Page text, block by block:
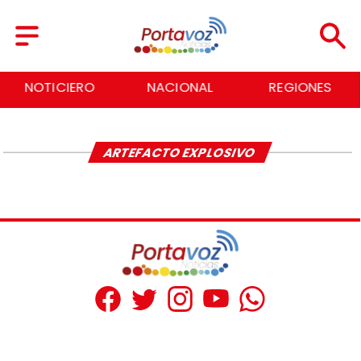
NOTICIERO NACIONAL REGIONES
ARTEFACTO EXPLOSIVO